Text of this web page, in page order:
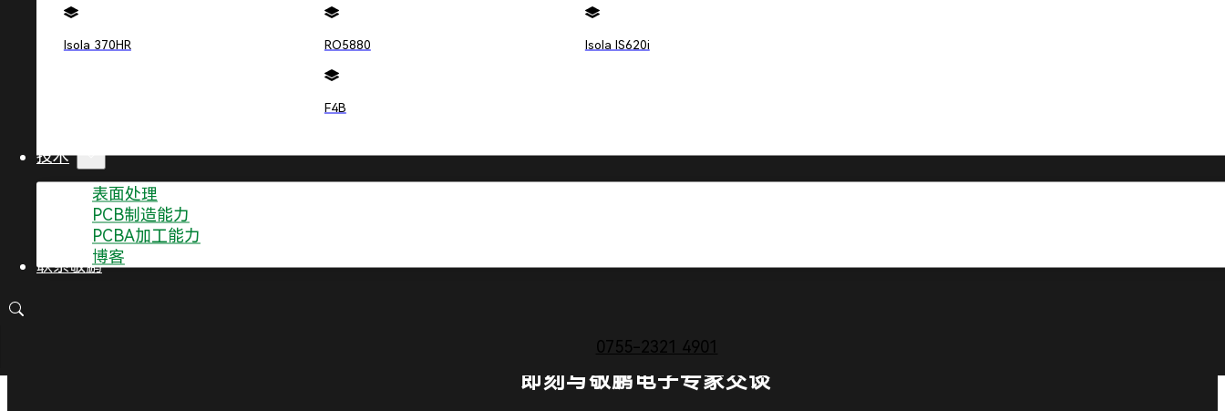
Isola 370HR RO5880
F4B
Isola IS620i
技术
表面处理
PCB制造能力
PCBA加工能力
博客
联系敬鹏
0755-2321 4901
通过合适的 PCB 设计和制造措施，可以降低热滞后对电路的长期稳定性造成的影响。
下一篇文章
PCB设计及客户外观设计生产流程
即刻与敬鹏电子专家交谈